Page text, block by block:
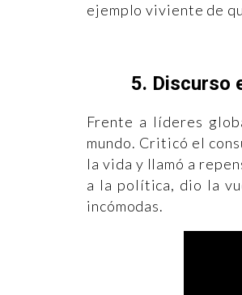
ejemplo viviente de
5. Discurso
Frente a líderes
mundo. Criticó el
la vida y llamó a
a la política, dio la
incómodas.